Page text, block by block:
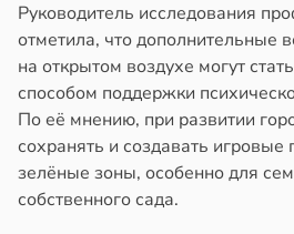
Руководитель исследования
отметила, что дополнительные
на открытом воздухе могут
способом поддержки
По её мнению, при развитии
сохранять и создавать
зелёные зоны, особенно для
собственного сада.